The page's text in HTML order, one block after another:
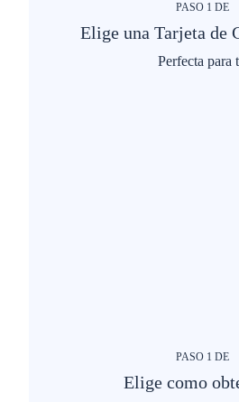
PASO 1 DE
Elige una Tarjeta de
Perfecta para
PASO 1 DE
Elige como